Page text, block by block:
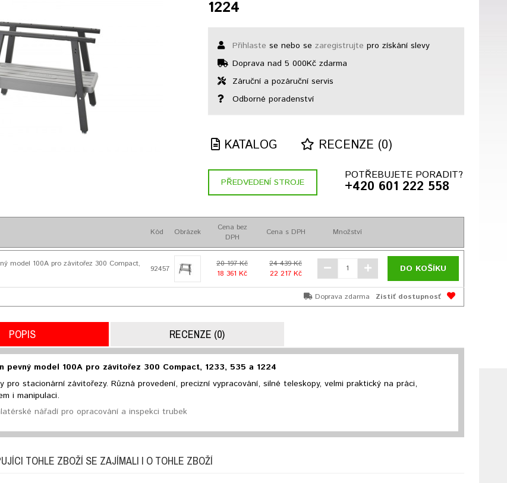
1224
Přihlaste se nebo se zaregistrujte pro získání slevy
Doprava nad 5 000Kč zdarma
Záruční a pozáruční servis
Odborné poradenství
KATALOG RECENZE (0)
PŘEDVEDENÍ STROJE
POTŘEBUJETE PORADIT?
+420 601 222 558
Kód Obrázek
Cena bez
DPH
Cena s DPH Množství
model 100A pro závitořez 300 Compact,
92457
20 197 Kč
18 361 Kč
24 439 Kč
22 217 Kč
DO KOŠÍKU
Zistiť dostupnosť
Doprava zdarma
POPIS RECENZE (0)
pevný model 100A pro závitořez 300 Compact, 1233, 535 a 1224
pro stacionární závitořezy. Různá provedení, precizní vypracování, silné teleskopy, velmi praktický na práci,
i manipulaci.
nářadí pro opracování a inspekci trubek
TOHLE ZBOŽÍ SE ZAJÍMALI I O TOHLE ZBOŽÍ